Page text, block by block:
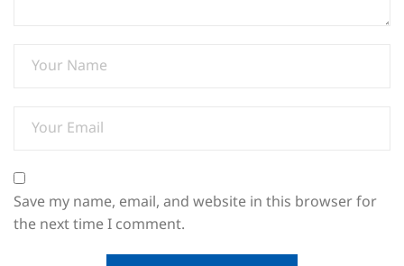
Save my name, email, and website in this browser for
the next time I comment.